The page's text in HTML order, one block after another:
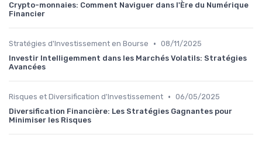
Crypto-monnaies: Comment Naviguer dans l'Ère du Numérique
Financier
Stratégies d'Investissement en Bourse • 08/11/2025
Investir Intelligemment dans les Marchés Volatils: Stratégies
Avancées
Risques et Diversification d'Investissement • 06/05/2025
Diversification Financière: Les Stratégies Gagnantes pour
Minimiser les Risques